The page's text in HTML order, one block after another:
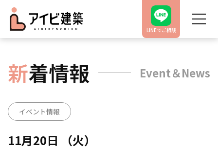
LINEでご相談
新着情報 Event＆News
イベント情報
11月20日 （火）